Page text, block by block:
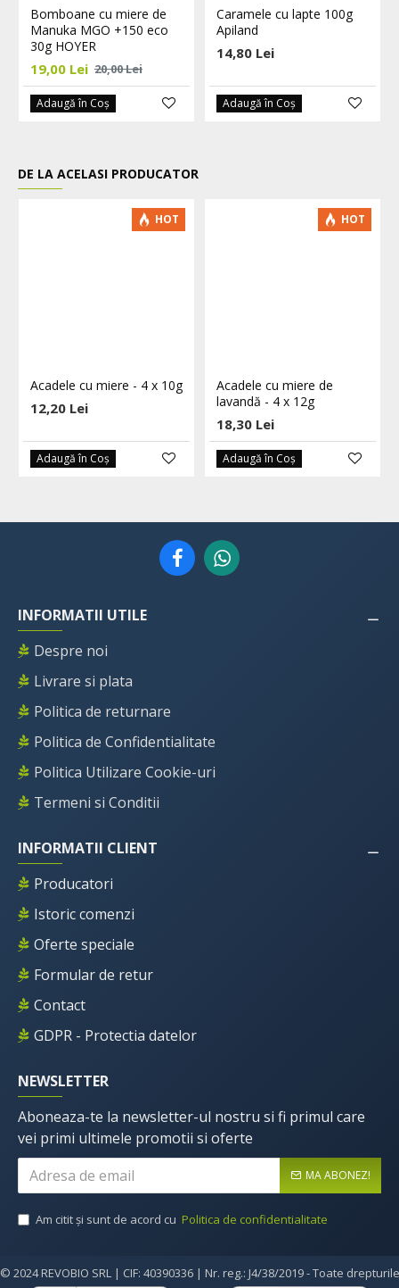
Bomboane cu miere de
Manuka MGO +150 eco
30g HOYER
19,00 Lei 20,00 Lei
Adaugă în Coş
Caramele cu lapte 100g
Apiland
14,80 Lei
Adaugă în Coş
DE LA ACELASI PRODUCATOR
HOT
Acadele cu miere - 4 x 10g
12,20 Lei
Adaugă în Coş
HOT
Acadele cu miere de
lavandă - 4 x 12g
18,30 Lei
Adaugă în Coş
INFORMATII UTILE
Despre noi
Livrare si plata
Politica de returnare
Politica de Confidentialitate
Politica Utilizare Cookie-uri
Termeni si Conditii
INFORMATII CLIENT
Producatori
Istoric comenzi
Oferte speciale
Formular de retur
Contact
GDPR - Protectia datelor
NEWSLETTER
Aboneaza-te la newsletter-ul nostru si fi primul care
vei primi ultimele promotii si oferte
MA ABONEZ!
Am citit şi sunt de acord cu Politica de confidentialitate
© 2024 REVOBIO SRL | CIF: 40390336 | Nr. reg.: J4/38/2019 - Toate